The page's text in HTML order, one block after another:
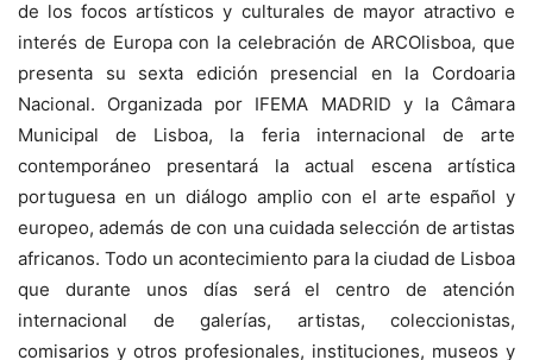
de los focos artísticos y culturales de mayor atractivo e
interés de Europa con la celebración de ARCOlisboa, que
presenta su sexta edición presencial en la Cordoaria
Nacional. Organizada por IFEMA MADRID y la Câmara
Municipal de Lisboa, la feria internacional de arte
contemporáneo presentará la actual escena artística
portuguesa en un diálogo amplio con el arte español y
europeo, además de con una cuidada selección de artistas
africanos. Todo un acontecimiento para la ciudad de Lisboa
que durante unos días será el centro de atención
internacional de galerías, artistas, coleccionistas,
comisarios y otros profesionales, instituciones, museos y